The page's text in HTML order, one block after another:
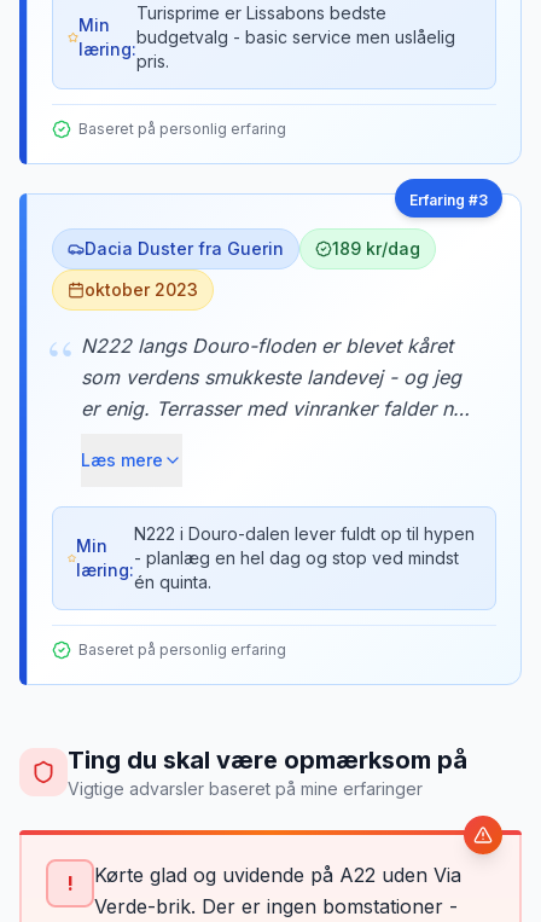
brik gratis.
Min
læring:
Turisprime er Lissabons bedste
budgetvalg - basic service men uslåelig
pris.
Baseret på personlig erfaring
Erfaring #3
Dacia Duster fra Guerin
189 kr/dag
oktober 2023
“ N222 langs Douro-floden er blevet kåret
som verdens smukkeste landevej - og jeg
er enig. Terrasser med vinranker falder ned
postkortmotiv. Vi stoppede ved Quinta do
Crasto og fik en privat vinsmagning med
udsigt over dalen.
Læs mere
Min
læring:
N222 i Douro-dalen lever fuldt op til hypen
- planlæg en hel dag og stop ved mindst
én quinta.
Baseret på personlig erfaring
Ting du skal være opmærksom på
Vigtige advarsler baseret på mine erfaringer
!
Kørte glad og uvidende på A22 uden Via
Verde-brik. Der er ingen bomstationer -